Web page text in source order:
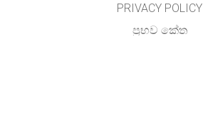
PRIVACY POLICY
ප්‍රභව කේත